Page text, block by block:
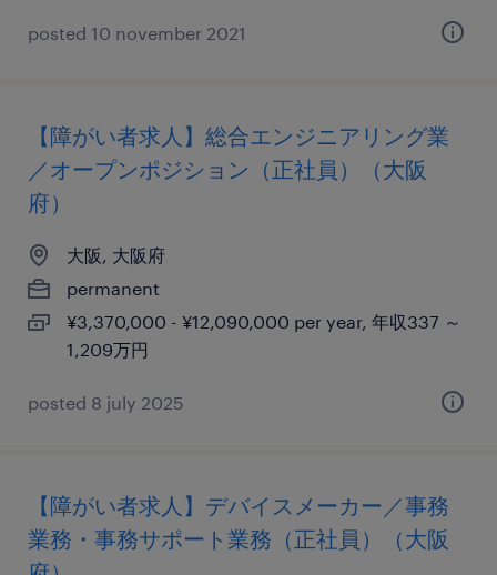
posted 10 november 2021
【障がい者求人】総合エンジニアリング業
／オープンポジション（正社員）（大阪
府）
大阪, 大阪府
permanent
¥3,370,000 - ¥12,090,000 per year, 年収337 ～
1,209万円
posted 8 july 2025
【障がい者求人】デバイスメーカー／事務
業務・事務サポート業務（正社員）（大阪